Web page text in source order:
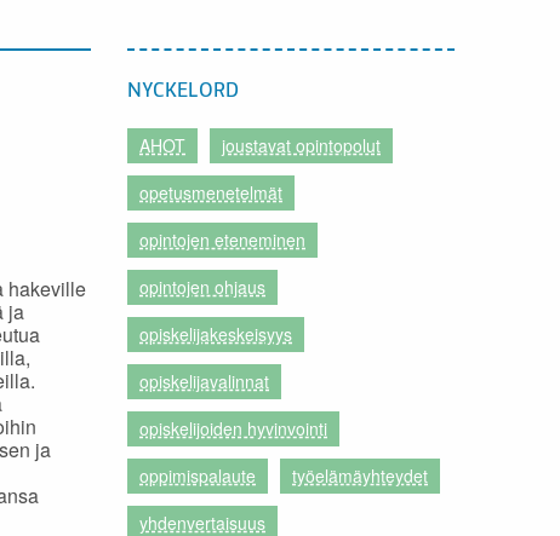
hakeville
ja
ja
NYCKELORD
AHOT
joustavat opintopolut
opetusmenetelmät
opintojen eteneminen
opintojen ohjaus
opiskelijakeskeisyys
opiskelijavalinnat
opiskelijoiden hyvinvointi
oppimispalaute
työelämäyhteydet
yhdenvertaisuus